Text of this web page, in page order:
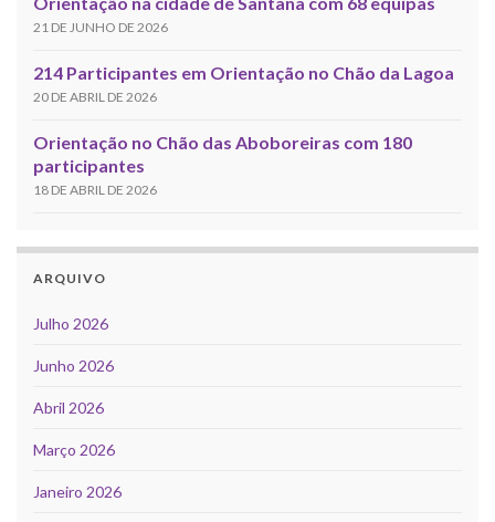
21 DE JUNHO DE 2026
214 Participantes em Orientação no Chão da Lagoa
20 DE ABRIL DE 2026
Orientação no Chão das Aboboreiras com 180
participantes
18 DE ABRIL DE 2026
ARQUIVO
Julho 2026
Junho 2026
Abril 2026
Março 2026
Janeiro 2026